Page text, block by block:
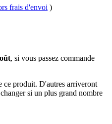
frais d'envoi )
, si vous passez commande
ce produit. D'autres arriveront
si un plus grand nombre